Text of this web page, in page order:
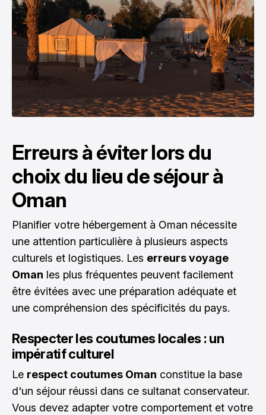
Erreurs à éviter lors du
choix du lieu de séjour à
Oman
Planifier votre hébergement à Oman nécessite
une attention particulière à plusieurs aspects
culturels et logistiques. Les erreurs voyage
Oman les plus fréquentes peuvent facilement
être évitées avec une préparation adéquate et
une compréhension des spécificités du pays.
Respecter les coutumes locales : un
impératif culturel
Le respect coutumes Oman constitue la base
d'un séjour réussi dans ce sultanat conservateur.
Vous devez adapter votre comportement et votre